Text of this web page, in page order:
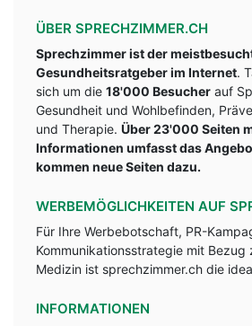
ÜBER SPRECHZIMMER.CH
Sprechzimmer ist der
Gesundheitsratgeber im Internet.
sich um die 18'000 Besucher auf
Gesundheit und Wohlbefinden,
und Therapie. Über 23'000 Seiten
Informationen umfasst das
kommen neue Seiten dazu.
WERBEMÖGLICHKEITEN AUF
Für Ihre Werbebotschaft, PR-
Kommunikationsstrategie mit Bezug
Medizin ist sprechzimmer.ch die
INFORMATIONEN